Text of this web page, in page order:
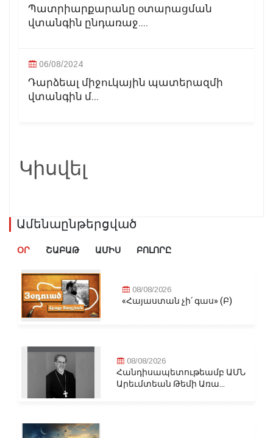
Պատրիարքարանը օտարացման
վտանգին ընդառաջ....
06/08/2024
Դարձեալ միջուկային պատերազմի
վտանգին մ...
Կիսվել
Ամենաընթերցված
ՕՐ ՇԱԲԱԹ ԱՄԻՍ ԲՈԼՈՐԸ
08/08/2026
«Հայաստան չի՛ գաս» (Բ)
08/08/2026
Հանդիսապետութեամբ ԱՄՆ
Արեւմտեան Թեմի Առա...